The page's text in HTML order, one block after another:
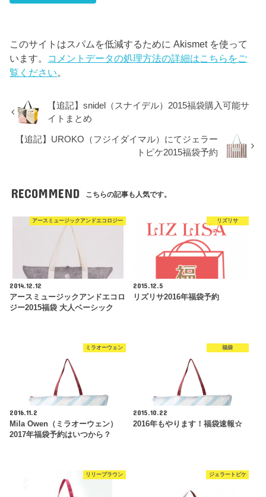
このサイトはスパムを低減するために Akismet を使って
います。 コメントデータの処理方法の詳細はこちらをご
覧ください
【追記】snidel（スナイデル）2015福袋購入可能サ
イトまとめ
【追記】UROKO（フジイダイマル）にてジェラー
トピケ2015福袋予約
RECOMMEND こちらの記事も人気です。
アースミュージックアンドエコロジー
2014.12.12
アースミュージックアンドエコロ
ジー2015福袋 大人ベーシック
リズリサ
2015.12.5
リズリサ2016年福袋予約
ミラオーウェン
2016.11.2
Mila Owen（ミラオーウェン）
2017年福袋予約はいつから？
福袋
2015.10.22
2016年もやります！福袋速報☆
リリーブラウン ジェラートピケ